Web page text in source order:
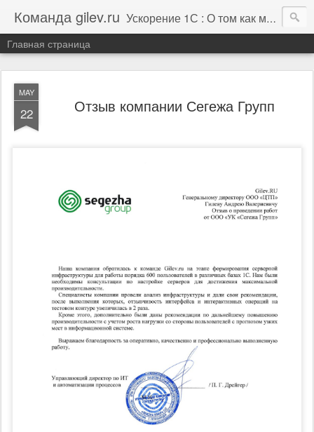
Команда gilev.ru Ускорение 1С : О том как мы это делаем. И не только про это.
Главная страница
MAY
22 Отзыв компании Сегежа Групп